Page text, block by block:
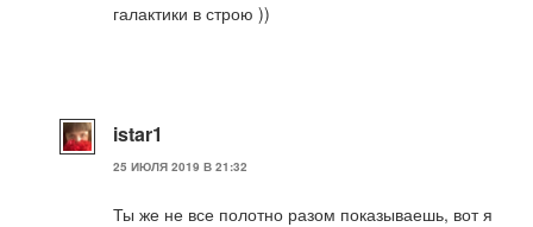
галактики в строю ))
istar1
25 ИЮЛЯ 2019 В 21:32
Ты же не все полотно разом показываешь, вот я